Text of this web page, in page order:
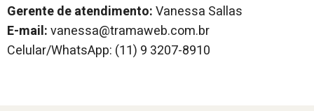
Gerente de atendimento:Vanessa Sallas
E-mail:vanessa@tramaweb.com.br
Celular/WhatsApp: (11) 9 3207-8910